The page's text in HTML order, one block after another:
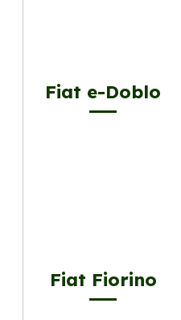
Fiat e-Doblo
Fiat Fiorino